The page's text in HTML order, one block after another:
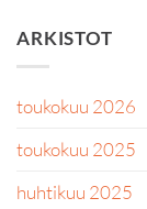
ARKISTOT
toukokuu 2026
toukokuu 2025
huhtikuu 2025